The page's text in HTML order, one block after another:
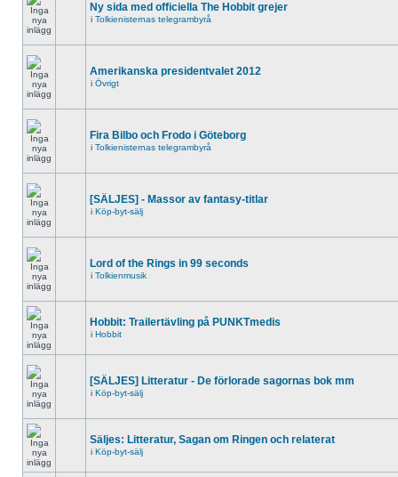
Ny sida med officiella The Hobbit grejer
i Tolkienisternas telegrambyrå
Amerikanska presidentvalet 2012
i Övrigt
Fira Bilbo och Frodo i Göteborg
i Tolkienisternas telegrambyrå
[SÄLJES] - Massor av fantasy-titlar
i Köp-byt-sälj
Lord of the Rings in 99 seconds
i Tolkienmusik
Hobbit: Trailertävling på PUNKTmedis
i Hobbit
[SÄLJES] Litteratur - De förlorade sagornas bok mm
i Köp-byt-sälj
Säljes: Litteratur, Sagan om Ringen och relaterat
i Köp-byt-sälj